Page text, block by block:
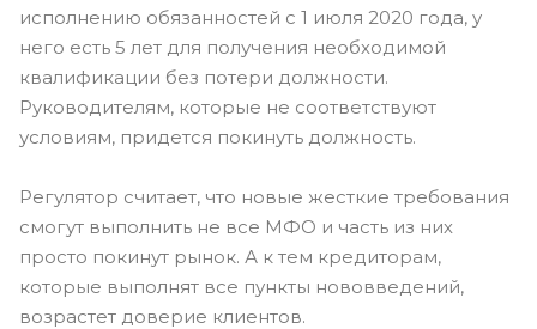
исполнению обязанностей с 1 июля 2020 года, у
него есть 5 лет для получения необходимой
квалификации без потери должности.
Руководителям, которые не соответствуют
условиям, придется покинуть должность.
Регулятор считает, что новые жесткие требования
смогут выполнить не все МФО и часть из них
просто покинут рынок. А к тем кредиторам,
которые выполнят все пункты нововведений,
возрастет доверие клиентов.